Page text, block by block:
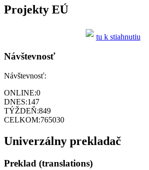
Projekty EÚ
tu k stiahnutiu
Návštevnosť
Návštevnosť:
ONLINE:0
DNES:147
TÝŽDEŇ:849
CELKOM:765030
Univerzálny prekladač
Preklad (translations)